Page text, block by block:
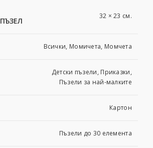
32 × 23 см.
Всички, Момичета, Момчета
Детски пъзели, Приказки,
Пъзели за най-малките
Картон
Пъзели до 30 елемента